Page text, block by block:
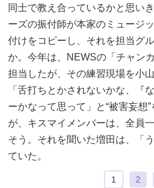
同士で教え合っているかと思い
ーズの振付師が本家のミュージ
付けをコピーし、それを担当グ
か。今年は、NEWSの「チャン
担当したが、その練習現場を小
「舌打ちとかされないかな、『
ーかなって思って」と“被害妄想
が、キスマイメンバーは、全員
そう。それを聞いた増田は、「
ていた。
1 2